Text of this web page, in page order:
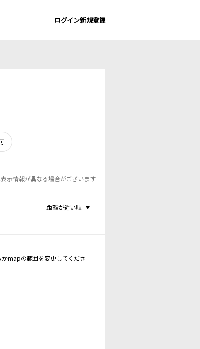
ログイン新規登録
示情報が異なる場合がございます
距離が近い順
mapの範囲を変更してくださ